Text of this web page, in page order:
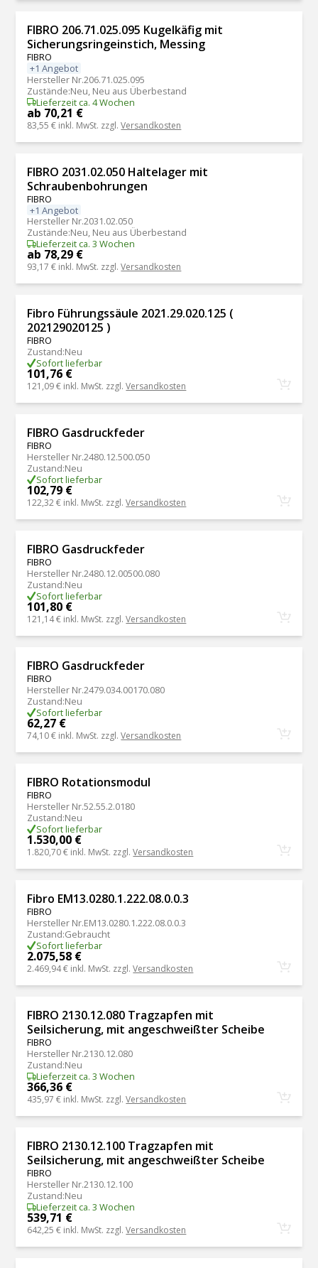
FIBRO 206.71.025.095 Kugelkäfig mit
Sicherungsringeinstich, Messing
FIBRO
+1 Angebot
Hersteller Nr.206.71.025.095
Zustände:Neu, Neu aus Überbestand
Lieferzeit ca. 4 Wochen
ab 70,21 €
83,55 € inkl. MwSt. zzgl.Versandkosten
FIBRO 2031.02.050 Haltelager mit
Schraubenbohrungen
FIBRO
+1 Angebot
Hersteller Nr.2031.02.050
Zustände:Neu, Neu aus Überbestand
Lieferzeit ca. 3 Wochen
ab 78,29 €
93,17 € inkl. MwSt. zzgl.Versandkosten
Fibro Führungssäule 2021.29.020.125 (
202129020125 )
FIBRO
Zustand:Neu
Sofort lieferbar
101,76 €
121,09 € inkl. MwSt. zzgl.Versandkosten
FIBRO Gasdruckfeder
FIBRO
Hersteller Nr.2480.12.500.050
Zustand:Neu
Sofort lieferbar
102,79 €
122,32 € inkl. MwSt. zzgl.Versandkosten
FIBRO Gasdruckfeder
FIBRO
Hersteller Nr.2480.12.00500.080
Zustand:Neu
Sofort lieferbar
101,80 €
121,14 € inkl. MwSt. zzgl.Versandkosten
FIBRO Gasdruckfeder
FIBRO
Hersteller Nr.2479.034.00170.080
Zustand:Neu
Sofort lieferbar
62,27 €
74,10 € inkl. MwSt. zzgl.Versandkosten
FIBRO Rotationsmodul
FIBRO
Hersteller Nr.52.55.2.0180
Zustand:Neu
Sofort lieferbar
1.530,00 €
1.820,70 € inkl. MwSt. zzgl.Versandkosten
Fibro EM13.0280.1.222.08.0.0.3
FIBRO
Hersteller Nr.EM13.0280.1.222.08.0.0.3
Zustand:Gebraucht
Sofort lieferbar
2.075,58 €
2.469,94 € inkl. MwSt. zzgl.Versandkosten
FIBRO 2130.12.080 Tragzapfen mit
Seilsicherung, mit angeschweißter Scheibe
FIBRO
Hersteller Nr.2130.12.080
Zustand:Neu
Lieferzeit ca. 3 Wochen
366,36 €
435,97 € inkl. MwSt. zzgl.Versandkosten
FIBRO 2130.12.100 Tragzapfen mit
Seilsicherung, mit angeschweißter Scheibe
FIBRO
Hersteller Nr.2130.12.100
Zustand:Neu
Lieferzeit ca. 3 Wochen
539,71 €
642,25 € inkl. MwSt. zzgl.Versandkosten